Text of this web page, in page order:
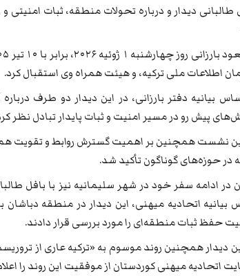
طالبانی دیدار و درباره تحولات منطقه، ثبات
اطلاعات ملی ترکیه، و هیئت همراه وی استقبال کرد.
بیانیه دفتر بارزانی، در این دیدار دو طرف
پیش‌ رو در مسیر امنیت و ثبات پایدار تبادل نظر
نشست همچنین بر اهمیت گسترش روابط و تقویت
در حوزه‌های گوناگون تأکید شد.
در ادامه سفر خود در شهر سلیمانیه نیز با بافل
بیانیه اتحادیه میهنی، این دیدار در منطقه
حفظ ثبات منطقه‌ای را مورد بررسی قرار دادند.
دیدار همچنین روند موسوم به «ترکیه عاری از
اتحادیه میهنی کوردستان از موفقیت این روند را